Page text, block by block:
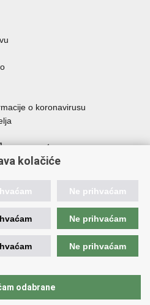
o koronavirusu
sustava
organiziranog kriminaliteta
kolačiće
Ne prihvaćam
Ne prihvaćam
Ne prihvaćam
odabrane